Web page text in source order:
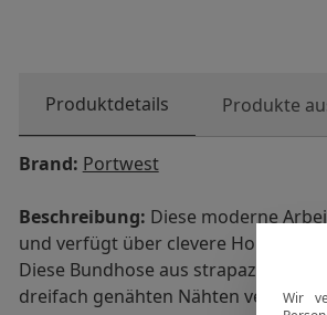
Produktdetails Produkte
Brand: Portwest
Beschreibung: Diese moderne
und verfügt über clevere
Diese Bundhose aus
dreifach genähten Nähten verfügt
Wir